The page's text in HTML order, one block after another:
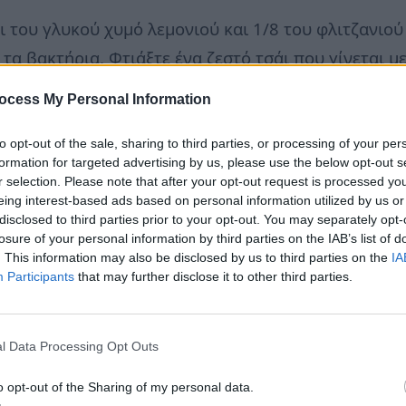
My Personal Information
opt-out of the sale, sharing to third parties, or processing of your
for targeted advertising by us, please use the below opt-out
selection. Please note that after your opt-out request is processed
interest-based ads based on personal information utilized by us
to third parties prior to your opt-out. You may separately
of your personal information by third parties on the IAB’s list of
This information may also be disclosed by us to third parties on the
Participants that may further disclose it to other third parties.
Data Processing Opt Outs
opt-out of the Sharing of my personal data.
του γλυκού χυμό λεμονιού και 1/8 του
βακτήρια. Φτιάξτε ένα ζεστό τσάι που γίνεται
λίγο χυμό λεμονιού στο πρόσωπο. Δρα ως
εμφάνιση. Ανακατέψτε αλάτι και χυμό